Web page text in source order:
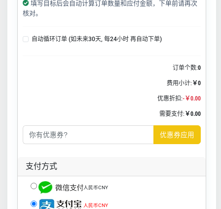
填写目标后会自动计算订单数量和应付金额，下单前请再次
核对。
自动循环订单 (如未来30天, 每24小时 再自动下单)
订单个数:0
费用小计: ￥0
优惠折扣:-￥0.00
需要支付: ￥0.00
优惠券应用
支付方式
人民币CNY
人民币CNY